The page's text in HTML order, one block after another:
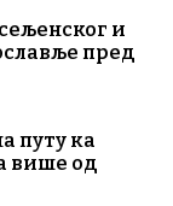
и
пред
путу ка
више од